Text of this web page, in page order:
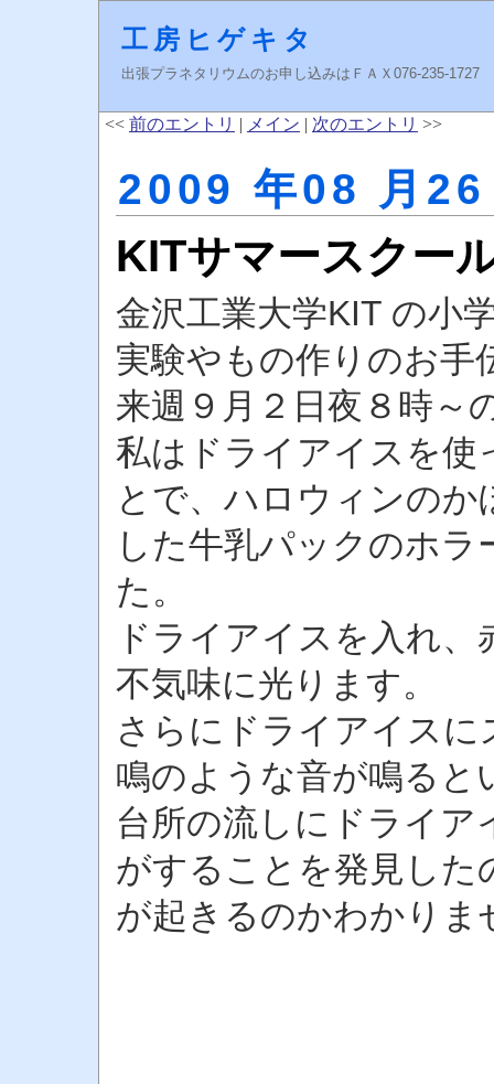
工房ヒゲキタ
出張プラネタリウムのお申し込みはＦＡＸ076-235-
<< 前のエントリ | メイン | 次のエントリ >>
2009 年08 月
KITサマースクー
金沢工業大学KIT の小
実験やもの作りのお手
来週９月２日夜８時～
私はドライアイスを使
とで、ハロウィンの
した牛乳パックのホ
た。
ドライアイスを入れ
不気味に光ります。
さらにドライアイス
鳴のような音が鳴ると
台所の流しにドライア
がすることを発見した
が起きるのかわかりま